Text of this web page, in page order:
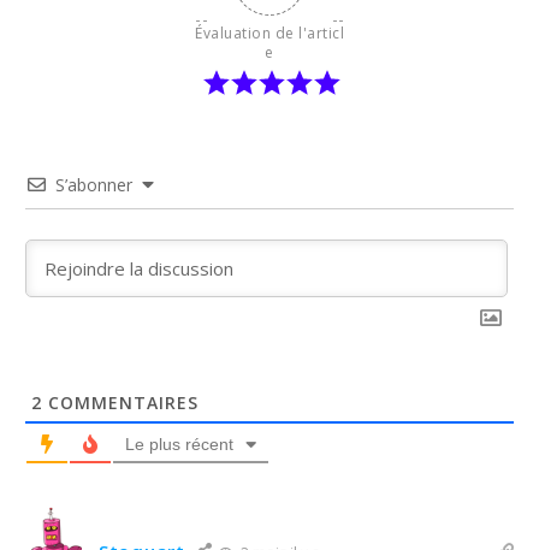
Évaluation de l'articl
e
S’abonner
2 COMMENTAIRES
Le plus récent